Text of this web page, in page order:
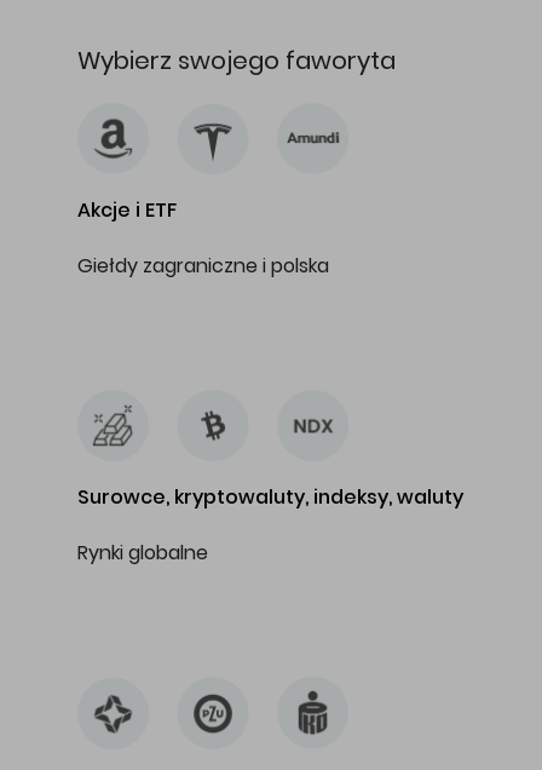
Wybierz swojego faworyta
Akcje i ETF
Giełdy zagraniczne i polska
Surowce, kryptowaluty, indeksy, waluty
Rynki globalne